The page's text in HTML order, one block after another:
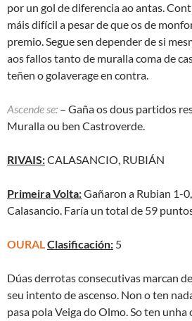
por un gol de diferencia ao antas.
máis difícil a pesar de que os de
premio. Segue sen depender de si
aos fallos tanto de muralla coma de
teñen o golaverage en contra.
Ascende se: – Gaña os dous partidos
Muralla ou ben Castroverde.
RIVAIS:CALASANCIO, RUBIÁN
Primeira Volta:Gañaron a Rubian 1-
Calasancio. Faría un total de 59
OURALClasificación: 5
Dúas derrotas consecutivas marcan
seu intento de ascenso. Non o ten
pasa pola Veiga do Olmo. So ten unha